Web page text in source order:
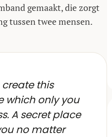
gemaakt, die zorgt
tussen twee mensen.
create this
which only you
A secret place
no matter